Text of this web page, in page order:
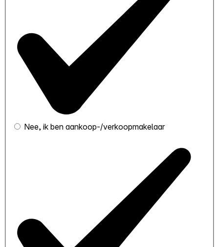
Nee, ik ben aankoop-/verkoopmakelaar